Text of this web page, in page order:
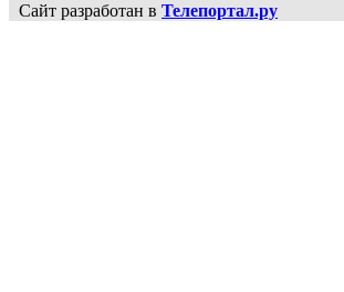
Сайт разработан в Телепортал.ру